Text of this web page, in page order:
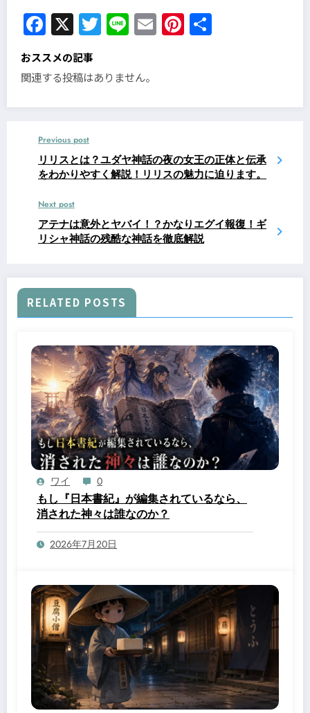
Facebook
X Twitter
LineEmailPinterest
おススメの記事
関連する投稿はありません。
Previous post
リリスとは？ユダヤ神話の夜の女王の正体と伝承
をわかりやすく解説！リリスの魅力に迫ります。
Next post
アテナは意外とヤバイ！？かなりエグイ報復！ギ
リシャ神話の残酷な神話を徹底解説
RELATED POSTS
ワイ 0
もし『日本書紀』が編集されているなら、
消された神々は誰なのか？
2026年7月20日